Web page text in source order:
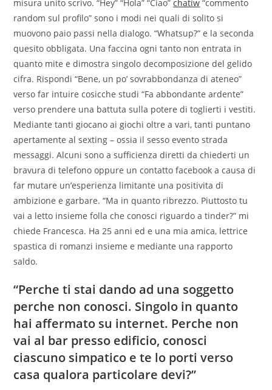
misura unito scrivo. “Hey” “Hola” “Ciao”chatiw “commento
random sul profilo” sono i modi nei quali di solito si
muovono paio passi nella dialogo. “Whatsup?” e la seconda
quesito obbligata. Una faccina ogni tanto non entrata in
quanto mite e dimostra singolo decomposizione del gelido
cifra. Rispondi “Bene, un po’ sovrabbondanza di ateneo”
verso far intuire cosicche studi “Fa abbondante ardente”
verso prendere una battuta sulla potere di toglierti i vestiti.
Mediante tanti giocano ai giochi oltre a vari, tanti puntano
apertamente al sexting – ossia il sesso evento strada
messaggi. Alcuni sono a sufficienza diretti da chiederti un
bravura di telefono oppure un contatto facebook a causa di
far mutare un’esperienza limitante una positivita di
ambizione e garbare. “Ma in quanto ribrezzo. Piuttosto tu
vai a letto insieme folla che conosci riguardo a tinder?” mi
chiede Francesca. Ha 25 anni ed e una mia amica, lettrice
spastica di romanzi insieme e mediante una rapporto
saldo.
“Perche ti stai dando ad una soggetto
perche non conosci. Singolo in quanto
hai affermato su internet. Perche non
vai al bar presso edificio, conosci
ciascuno simpatico e te lo porti verso
casa qualora particolare devi?”